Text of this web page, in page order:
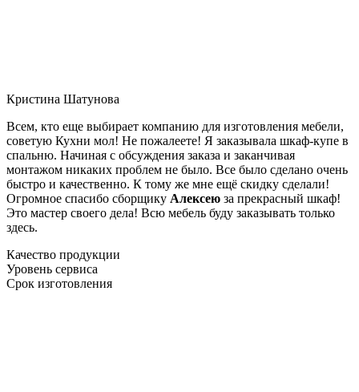
Кристина Шатунова
Всем, кто еще выбирает компанию для изготовления мебели,
советую Кухни мол! Не пожалеете! Я заказывала шкаф-купе в
спальню. Начиная с обсуждения заказа и заканчивая
монтажом никаких проблем не было. Все было сделано очень
быстро и качественно. К тому же мне ещё скидку сделали!
Огромное спасибо сборщику Алексею за прекрасный шкаф!
Это мастер своего дела! Всю мебель буду заказывать только
здесь.
Качество продукции
Уровень сервиса
Срок изготовления